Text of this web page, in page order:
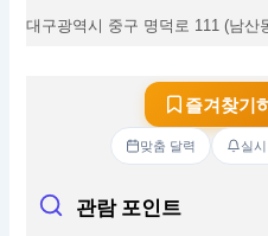
대구광역시 중구 명덕로 111 (남산
즐겨찾기
맞춤 달력 실
관람 포인트